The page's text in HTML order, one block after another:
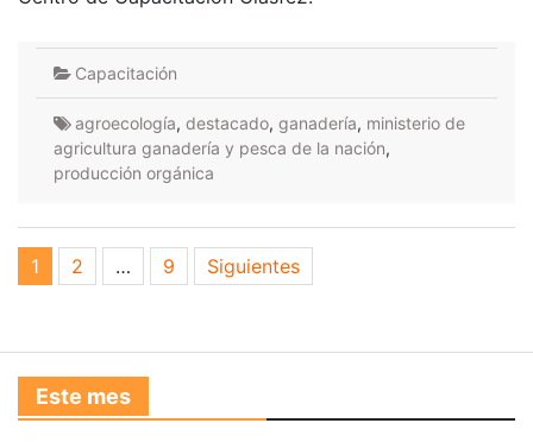
Capacitación
agroecología, destacado, ganadería, ministerio de
agricultura ganadería y pesca de la nación,
producción orgánica
Paginación
de
1 2 … 9 Siguientes
Este mes